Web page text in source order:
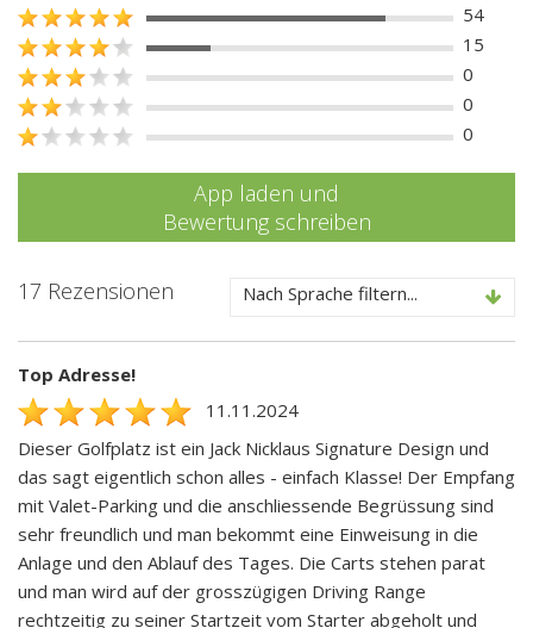
54
15
0
0
0
App laden und
Bewertung schreiben
17 Rezensionen Nach Sprache filtern...
Top Adresse!
11.11.2024
Dieser Golfplatz ist ein Jack Nicklaus Signature Design und
das sagt eigentlich schon alles - einfach Klasse! Der Empfang
mit Valet-Parking und die anschliessende Begrüssung sind
sehr freundlich und man bekommt eine Einweisung in die
Anlage und den Ablauf des Tages. Die Carts stehen parat
und man wird auf der grosszügigen Driving Range
rechtzeitig zu seiner Startzeit vom Starter abgeholt und